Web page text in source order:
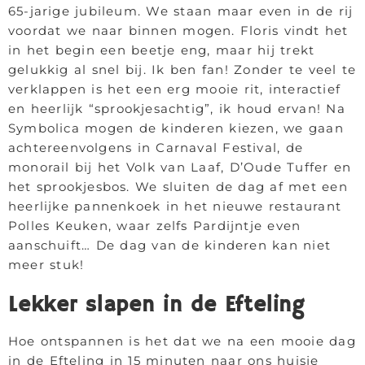
65-jarige jubileum. We staan maar even in de rij
voordat we naar binnen mogen. Floris vindt het
in het begin een beetje eng, maar hij trekt
gelukkig al snel bij. Ik ben fan! Zonder te veel te
verklappen is het een erg mooie rit, interactief
en heerlijk “sprookjesachtig”, ik houd ervan! Na
Symbolica mogen de kinderen kiezen, we gaan
achtereenvolgens in Carnaval Festival, de
monorail bij het Volk van Laaf, D’Oude Tuffer en
het sprookjesbos. We sluiten de dag af met een
heerlijke pannenkoek in het nieuwe restaurant
Polles Keuken, waar zelfs Pardijntje even
aanschuift… De dag van de kinderen kan niet
meer stuk!
Lekker slapen in de Efteling
Hoe ontspannen is het dat we na een mooie dag
in de Efteling in 15 minuten naar ons huisje